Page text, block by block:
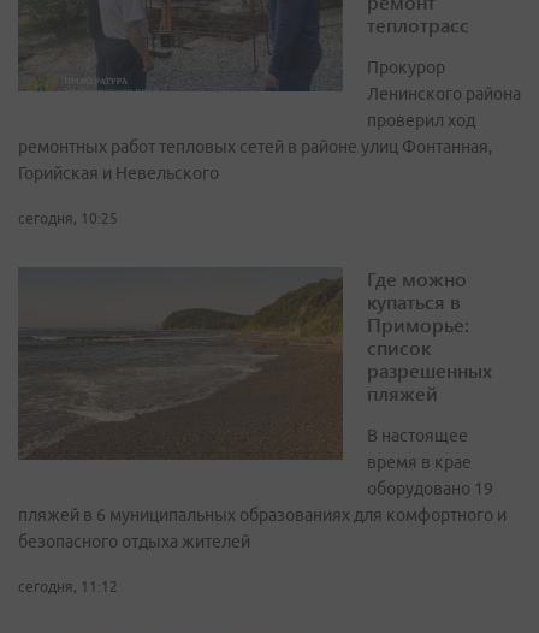
теплотрасс
Прокурор
Ленинского района
проверил ход
ремонтных работ тепловых сетей в районе улиц Фонтанная,
Горийская и Невельского
сегодня, 10:25
Где можно
купаться в
Приморье:
список
разрешенных
пляжей
В настоящее
время в крае
оборудовано 19
пляжей в 6 муниципальных образованиях для комфортного и
безопасного отдыха жителей
сегодня, 11:12